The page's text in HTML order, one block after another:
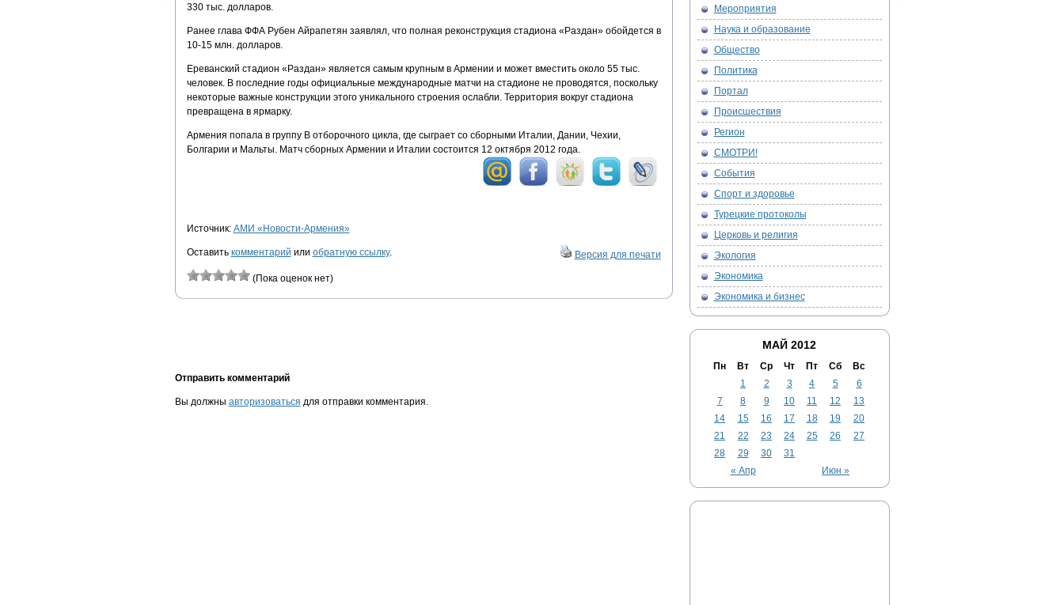
330 тыс. долларов.
Ранее глава ФФА Рубен Айрапетян заявлял, что полная реконструкция стадиона «Раздан» обойдется в
10-15 млн. долларов.
Ереванский стадион «Раздан» является самым крупным в Армении и может вместить около 55 тыс.
человек. В последние годы официальные международные матчи на стадионе не проводятся, поскольку
некоторые важные конструкции этого уникального строения ослабли. Территория вокруг стадиона
превращена в ярмарку.
Армения попала в группу B отборочного цикла, где сыграет со сборными Италии, Дании, Чехии,
Болгарии и Мальты. Матч сборных Армении и Италии состоится 12 октября 2012 года.
Источник: АМИ «Новости-Армения»
Оставить комментарий или обратную ссылку. Версия для печати
(Пока оценок нет)
Отправить комментарий
Вы должны авторизоваться для отправки комментария.
Мероприятия
Наука и образование
Общество
Политика
Портал
Происшествия
Регион
СМОТРИ!
События
Спорт и здоровье
Турецкие протоколы
Церковь и религия
Экология
Экономика
Экономика и бизнес
МАЙ 2012
Пн Вт Ср Чт Пт Сб Вс
« Апр Июн »
1 2 3 4 5
6
7
8 9 10 11 12
13
14
15 16 17 18 19
20
21
22 23 24 25 26
27
28
29 30 31